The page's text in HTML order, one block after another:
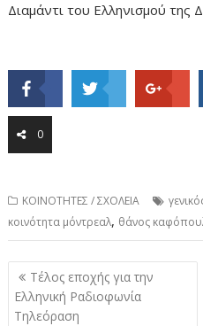
Διαμάντι του Ελληνισμού της
0
ΚΟΙΝΟΤΗΤΕΣ / ΣΧΟΛΕΙΑ
κοινότητα μόντρεαλ, θάνος
Post
navigation
Τέλος εποχής για την
Ελληνική Ραδιοφωνία
Τηλεόραση